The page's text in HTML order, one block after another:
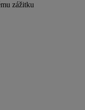
zážitku